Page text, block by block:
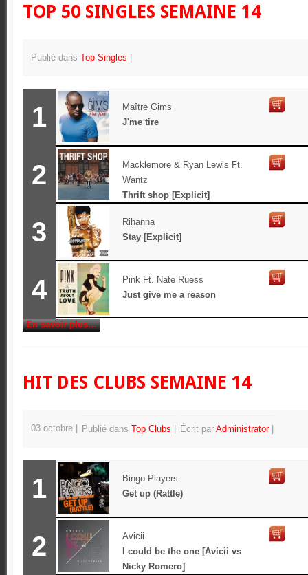
TOP 50 SINGLES SEMAINE 14
Publié dans Top Singles
1
Maître Gims
J'me tire
2
Macklemore & Ryan Lewis Ft.
Wantz
Thrift shop [Explicit]
3
Rihanna
Stay [Explicit]
4
Pink Ft. Nate Ruess
Just give me a reason
En savoir plus...
HIT DES CLUBS SEMAINE 14
03 octobre Publié dans Top Clubs Écrit par Administrator
1
Bingo Players
Get up (Rattle)
2
Avicii
I could be the one [Avicii vs
Nicky Romero]